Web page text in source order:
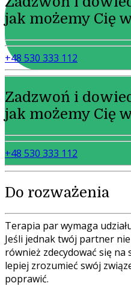
jak możemy Cię
+48 530 333 112
Zadzwoń i
jak możemy Cię
+48 530 333 112
Do rozważenia
Terapia par wymaga
Jeśli jednak twój partner
również zdecydować się
lepiej zrozumieć swój
poprawić.